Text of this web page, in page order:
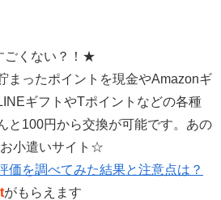
ごくない？！★
まったポイントを現金やAmazonギ
ギフトやTポイントなどの各種
と100円から交換が可能です。あの
小遣いサイト☆
価を調べてみた結果と注意点は？
がもらえます